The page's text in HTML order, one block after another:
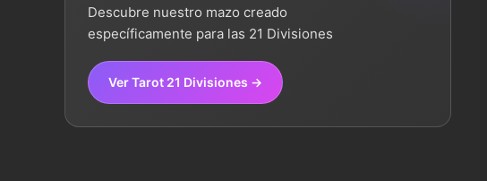
Descubre nuestro mazo creado
específicamente para las 21 Divisiones
Ver Tarot 21 Divisiones →